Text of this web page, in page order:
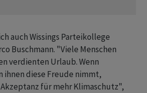
auch Wissings Parteikollege
Buschmann. "Viele Menschen
verdienten Urlaub. Wenn
ihnen diese Freude nimmt,
für mehr Klimaschutz",